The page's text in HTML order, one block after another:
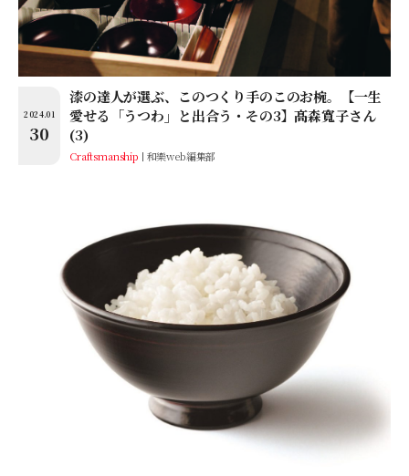
2024.01
30
漆の達人が選ぶ、このつくり手のこのお椀。【一生
愛せる「うつわ」と出合う・その3】髙森寬子さん
(3)
Craftsmanship 和樂web編集部